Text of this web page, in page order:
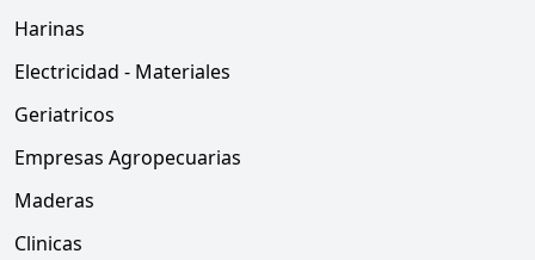
Harinas
Electricidad - Materiales
Geriatricos
Empresas Agropecuarias
Maderas
Clinicas